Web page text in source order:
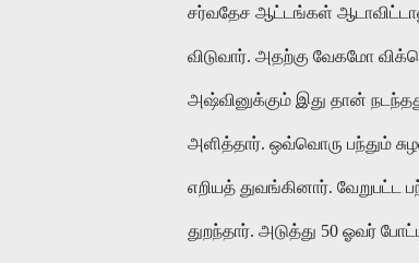
சர்வதேச ஆட்டங்கள்
விடுவார். அதற்கு வேகமோ
அஷ்வினுக்கும் இது தான்
அளித்தார். ஒவ்வொரு பந்தும்
எறியத் துவங்கினார்.
துறந்தார். அடுத்து 50 ஓவர்